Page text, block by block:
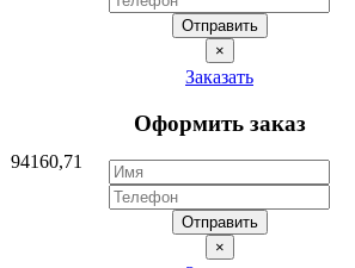
Отправить
×
94160,71
Заказать
Оформить заказ
Отправить
×